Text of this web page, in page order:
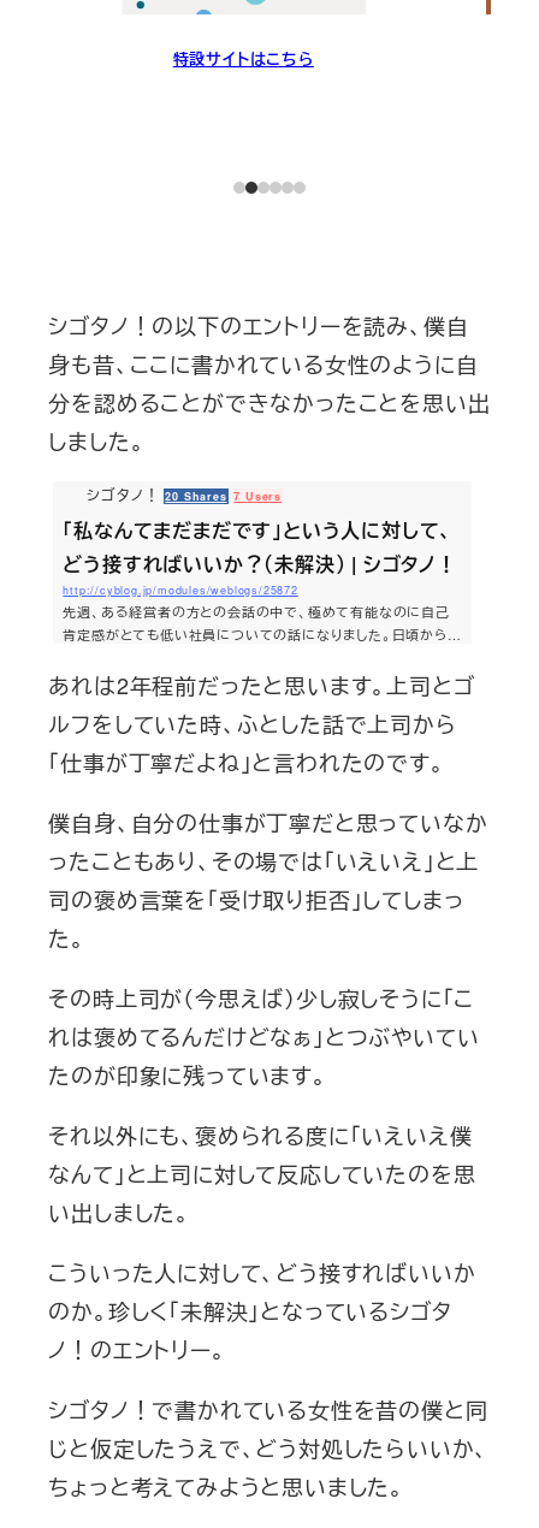
特設サイトはこちら
シゴタノ！の以下のエントリーを読み、僕自
身も昔、ここに書かれている女性のように自
分を認めることができなかったことを思い出
しました。
シゴタノ！ 20 Shares 7 Users
「私なんてまだまだです」という人に対して、
どう接すればいいか？（未解決） | シゴタノ！
http://cyblog.jp/modules/weblogs/25872
先週、ある経営者の方との会話の中で、極めて有能なのに自己
肯定感がとても低い社員についての話になりました。日頃から
す」といっこうに受け入れる様子がないとのこと。自己肯定感は
無理やり高めなくてもいいのかも？ 結論はまだ出ていません。
あれは2年程前だったと思います。上司とゴ
ルフをしていた時、ふとした話で上司から
「仕事が丁寧だよね」と言われたのです。
僕自身、自分の仕事が丁寧だと思っていなか
ったこともあり、その場では「いえいえ」と上
司の褒め言葉を「受け取り拒否」してしまっ
た。
その時上司が（今思えば）少し寂しそうに「こ
れは褒めてるんだけどなぁ」とつぶやいてい
たのが印象に残っています。
それ以外にも、褒められる度に「いえいえ僕
なんて」と上司に対して反応していたのを思
い出しました。
こういった人に対して、どう接すればいいか
のか。珍しく「未解決」となっているシゴタ
ノ！のエントリー。
シゴタノ！で書かれている女性を昔の僕と同
じと仮定したうえで、どう対処したらいいか、
ちょっと考えてみようと思いました。